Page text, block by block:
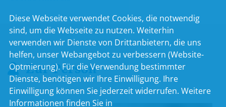
Zur Person
Diese Webseite verwendet Cookies, die notwendig
sind, um die Webseite zu nutzen. Weiterhin
verwenden wir Dienste von Drittanbietern, die uns
helfen, unser Webangebot zu verbessern (Website-
Optmierung). Für die Verwendung bestimmter
Dienste, benötigen wir Ihre Einwilligung. Ihre
Einwilligung können Sie jederzeit widerrufen. Weitere
Informationen finden Sie in